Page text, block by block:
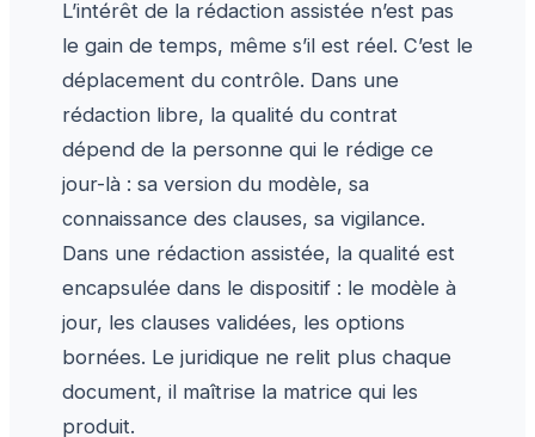
L’intérêt de la rédaction assistée n’est pas
le gain de temps, même s’il est réel. C’est le
déplacement du contrôle. Dans une
rédaction libre, la qualité du contrat
dépend de la personne qui le rédige ce
jour-là : sa version du modèle, sa
connaissance des clauses, sa vigilance.
Dans une rédaction assistée, la qualité est
encapsulée dans le dispositif : le modèle à
jour, les clauses validées, les options
bornées. Le juridique ne relit plus chaque
document, il maîtrise la matrice qui les
produit.